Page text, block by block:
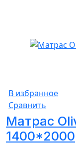
В избранное
Сравнить
Матрас
1400*2000